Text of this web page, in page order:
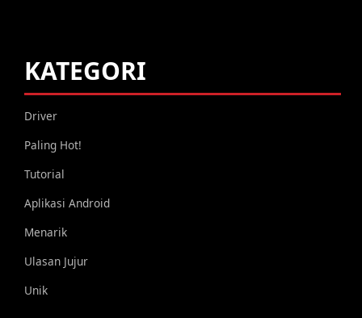
KATEGORI
Driver
Paling Hot!
Tutorial
Aplikasi Android
Menarik
Ulasan Jujur
Unik